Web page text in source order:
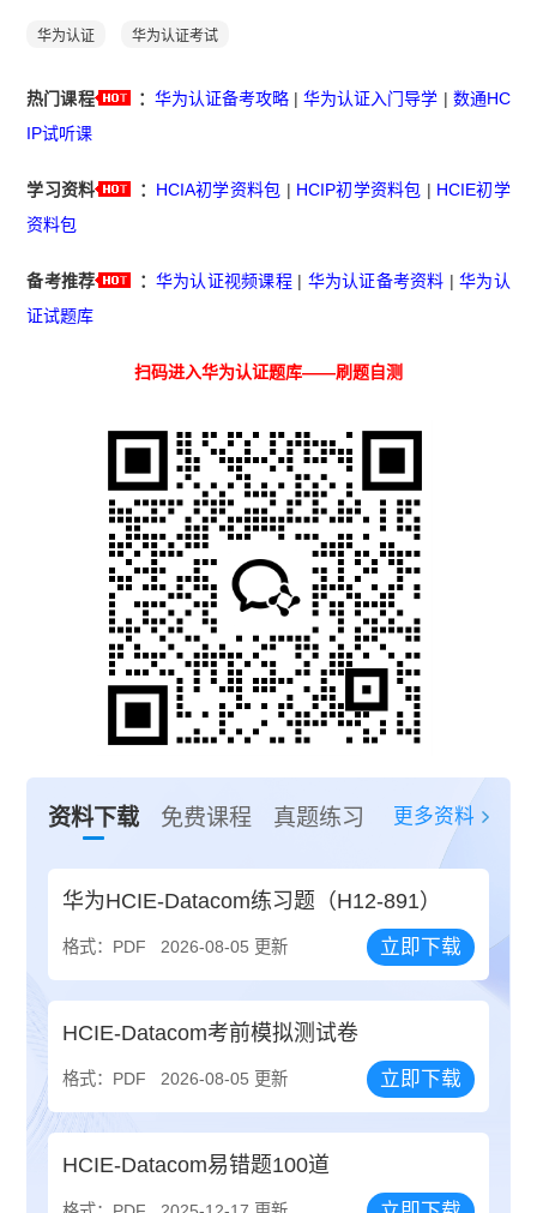
华为认证 华为认证考试
热门课程 ： 华为认证备考攻略 |华为认证入门导学 | 数通HC
IP试听课
学习资料 ： HCIA初学资料包 | HCIP初学资料包 | HCIE初学
资料包
备考推荐 ： 华为认证视频课程| 华为认证备考资料 |华为认
证试题库
扫码进入华为认证题库——刷题自测
资料下载 免费课程 真题练习 更多资料
华为HCIE-Datacom练习题（H12-891）
格式：PDF 2026-08-05 更新 立即下载
HCIE-Datacom考前模拟测试卷
格式：PDF 2026-08-05 更新 立即下载
HCIE-Datacom易错题100道